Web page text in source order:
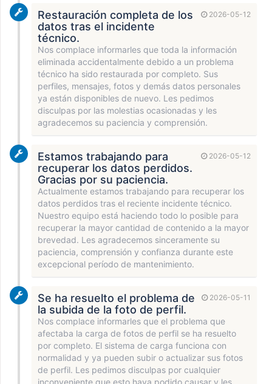
2026-05-12
Restauración completa de los
datos tras el incidente
técnico.
Nos complace informarles que toda la información
eliminada accidentalmente debido a un problema
técnico ha sido restaurada por completo. Sus
perfiles, mensajes, fotos y demás datos personales
ya están disponibles de nuevo. Les pedimos
disculpas por las molestias ocasionadas y les
agradecemos su paciencia y comprensión.
2026-05-12
Estamos trabajando para
recuperar los datos perdidos.
Gracias por su paciencia.
Actualmente estamos trabajando para recuperar los
datos perdidos tras el reciente incidente técnico.
Nuestro equipo está haciendo todo lo posible para
recuperar la mayor cantidad de contenido a la mayor
brevedad. Les agradecemos sinceramente su
paciencia, comprensión y confianza durante este
excepcional período de mantenimiento.
2026-05-11
Se ha resuelto el problema de
la subida de la foto de perfil.
Nos complace informarles que el problema que
afectaba la carga de fotos de perfil se ha resuelto
por completo. El sistema de carga funciona con
normalidad y ya pueden subir o actualizar sus fotos
de perfil. Les pedimos disculpas por cualquier
inconveniente que esto haya podido causar y les